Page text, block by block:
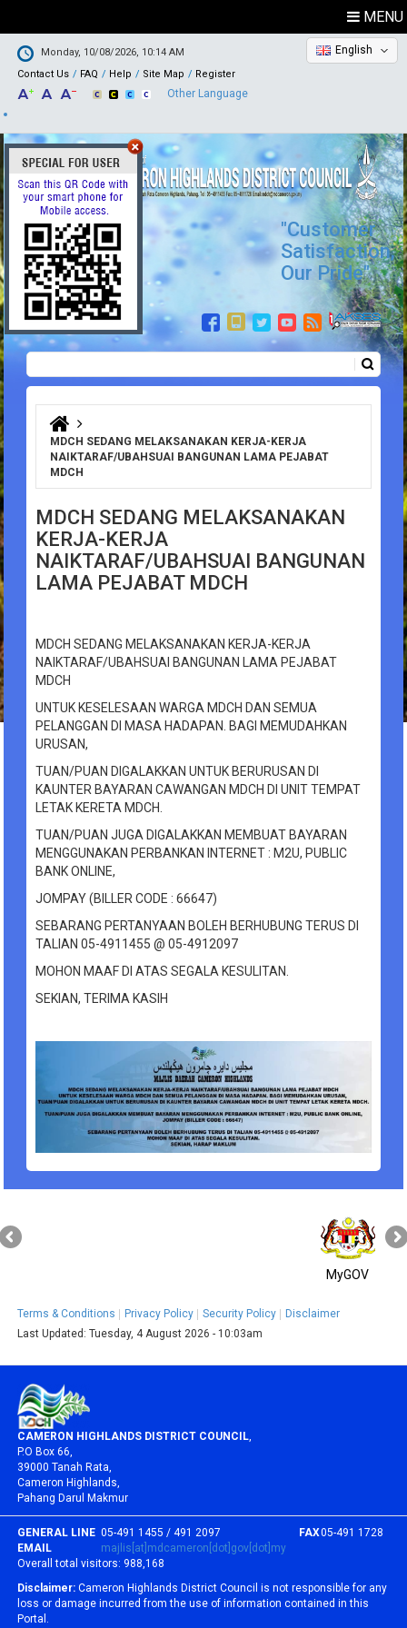
MENU
Monday, 10/08/2026, 10:14 AM
Contact Us
FAQ Help Site Map Register
English
Other Language
"Customer
Satisfaction,
Our Pride"
Search form
You are here
MDCH SEDANG MELAKSANAKAN KERJA-KERJA
NAIKTARAF/UBAHSUAI BANGUNAN LAMA PEJABAT
MDCH
MDCH SEDANG MELAKSANAKAN
KERJA-KERJA
NAIKTARAF/UBAHSUAI BANGUNAN
LAMA PEJABAT MDCH
MDCH SEDANG MELAKSANAKAN KERJA-KERJA
NAIKTARAF/UBAHSUAI BANGUNAN LAMA PEJABAT
MDCH
UNTUK KESELESAAN WARGA MDCH DAN SEMUA
PELANGGAN DI MASA HADAPAN. BAGI MEMUDAHKAN
URUSAN,
TUAN/PUAN DIGALAKKAN UNTUK BERURUSAN DI
KAUNTER BAYARAN CAWANGAN MDCH DI UNIT TEMPAT
LETAK KERETA MDCH.
TUAN/PUAN JUGA DIGALAKKAN MEMBUAT BAYARAN
MENGGUNAKAN PERBANKAN INTERNET : M2U, PUBLIC
BANK ONLINE,
JOMPAY (BILLER CODE : 66647)
SEBARANG PERTANYAAN BOLEH BERHUBUNG TERUS DI
TALIAN 05-4911455 @ 05-4912097
MOHON MAAF DI ATAS SEGALA KESULITAN.
SEKIAN, TERIMA KASIH
MyGOV
Terms & Conditions Privacy Policy Security Policy
Disclaimer
Last Updated:Tuesday, 4 August 2026 - 10:03am
CAMERON HIGHLANDS DISTRICT COUNCIL,
P.O Box 66,
39000 Tanah Rata,
Cameron Highlands,
Pahang Darul Makmur
GENERAL LINE 05-491 1455 / 491 2097 FAX05-491 1728
EMAIL
majlis[at]mdcameron[dot]gov[dot]my
Overall total visitors: 988,168
Disclaimer: Cameron Highlands District Council is not responsible for any
loss or damage incurred from the use of information contained in this
Portal.